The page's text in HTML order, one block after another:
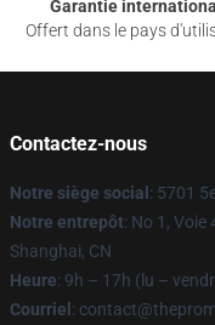
Garantie
Offert dans le pays
Contactez-nous
Notre siège social : 5701
Notre entrepôt: No 1, Voie
Shanghai, CN
Heure: 9h – 17h (lu –
Courriel :